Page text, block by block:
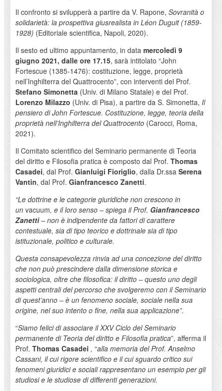
Il confronto si svilupperà a partire da V. Rapone, Sovranità o
solidarietà: la prospettiva giusrealista in Léon Duguit (1859-
1928) (Editoriale scientifica, Napoli, 2020).
Il sesto ed ultimo appuntamento, in data mercoledì 9
giugno 2021, dalle ore 17.15, sarà intitolato “John
Fortescue (1385-1476): costituzione, legge, proprietà
nell’Inghilterra del Quattrocento”, con interventi del Prof.
Stefano Simonetta (Univ. di Milano Statale) e del Prof.
Lorenzo Milazzo (Univ. di Pisa), a partire da S. Simonetta, Il
pensiero di John Fortescue. Costituzione, legge, teoria della
proprietà nell’Inghilterra del Quattrocento(Carocci, Roma,
2021).
Il Comitato scientifico del Seminario permanente di Teoria
del diritto e Filosofia pratica è composto dal Prof. Thomas
Casadei, dal Prof. Gianluigi Fioriglio, dalla Dr.ssa Serena
Vantin, dal Prof. Gianfrancesco Zanetti.
“Le dottrine e le categorie giuridiche non crescono in
un vacuum, e il loro senso – spiega il Prof. Gianfrancesco
Zanetti– non è indipendente da fattori di carattere
contestuale, sia di tipo teorico e dottrinale sia di tipo
istituzionale, politico e culturale.
Questa consapevolezza rinvia ad una concezione del diritto
che non può prescindere dalla dimensione storica e
sociologica, oltre che filosofica: il diritto – questo uno degli
aspetti centrali del percorso che svolgeremo con il Seminario
di quest’anno – è un fenomeno sociale, sociale nella sua
origine, nel suo intento o fine, nella sua applicazione”.
“Siamo felici di associare il XXV Ciclo del Seminario
permanente di Teoria del diritto e Filosofia pratica”, afferma il
Prof. Thomas Casadei , “alla memoria del Prof. Anselmo
Cassani, il cui rigore scientifico e il cui sguardo critico sui
fenomeni giuridici e sociali rappresentano un esempio per gli
studiosi e le studiose di differenti generazioni.